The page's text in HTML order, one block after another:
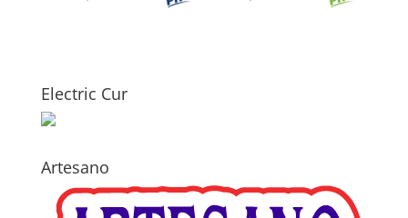
Electric Cur
Artesano